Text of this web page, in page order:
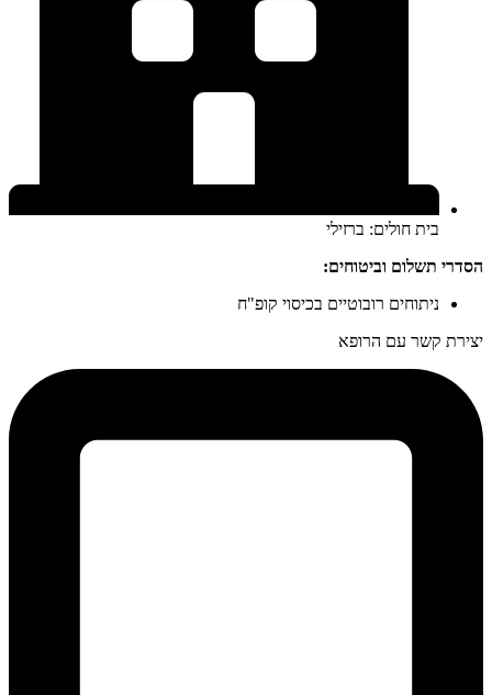
בית חולים: ברזילי
הסדרי תשלום וביטוחים:
ניתוחים רובוטיים בכיסוי קופ"ח
יצירת קשר עם הרופא